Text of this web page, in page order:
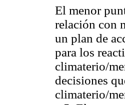
El menor
relación con
un plan de
para los
climaterio/
decisiones
climaterio/